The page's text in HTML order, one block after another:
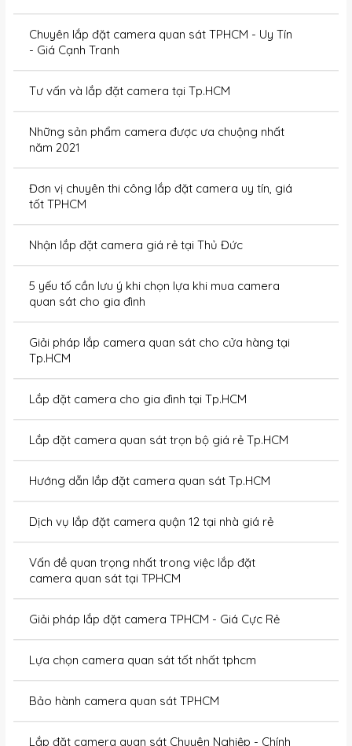
Chuyên lắp đặt camera quan sát TPHCM - Uy Tín
- Giá Cạnh Tranh
Tư vấn và lắp đặt camera tại Tp.HCM
Những sản phẩm camera được ưa chuộng nhất
năm 2021
Đơn vị chuyên thi công lắp đặt camera uy tín, giá
tốt TPHCM
Nhận lắp đặt camera giá rẻ tại Thủ Đức
5 yếu tố cần lưu ý khi chọn lựa khi mua camera
quan sát cho gia đình
Giải pháp lắp camera quan sát cho cửa hàng tại
Tp.HCM
Lắp đặt camera cho gia đình tại Tp.HCM
Lắp đặt camera quan sát trọn bộ giá rẻ Tp.HCM
Hướng dẫn lắp đặt camera quan sát Tp.HCM
Dịch vụ lắp đặt camera quận 12 tại nhà giá rẻ
Vấn đề quan trọng nhất trong việc lắp đặt
camera quan sát tại TPHCM
Giải pháp lắp đặt camera TPHCM - Giá Cực Rẻ
Lựa chọn camera quan sát tốt nhất tphcm
Bảo hành camera quan sát TPHCM
Lắp đặt camera quan sát Chuyên Nghiệp - Chính